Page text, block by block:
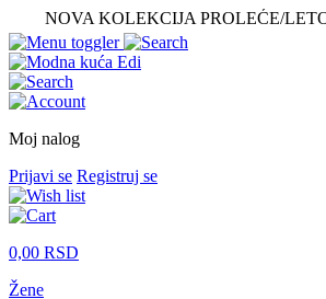
NOVA KOLEKCIJA PROLEĆE/LETO
Moj nalog
Prijavi se Registruj se
0,00 RSD
Žene